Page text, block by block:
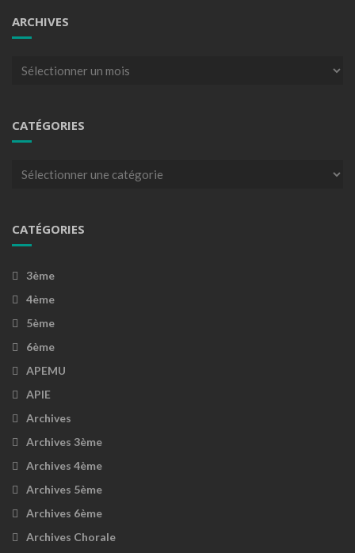
ARCHIVES
Archives
CATÉGORIES
Catégories
CATÉGORIES
3ème
4ème
5ème
6ème
APEMU
APIE
Archives
Archives 3ème
Archives 4ème
Archives 5ème
Archives 6ème
Archives Chorale